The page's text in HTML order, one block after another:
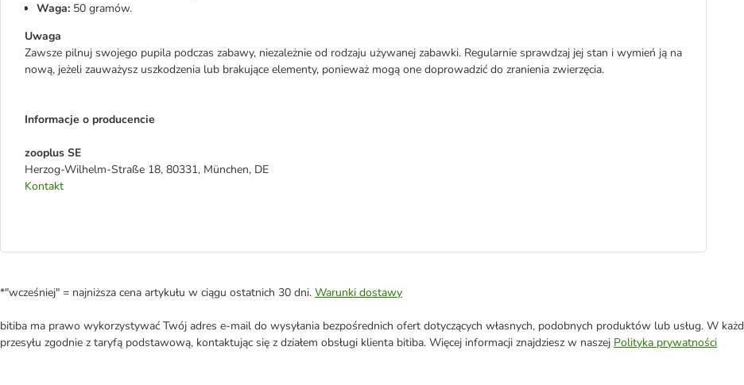
Waga: 50 gramów.
Uwaga
Zawsze pilnuj swojego pupila podczas zabawy, niezależnie od rodzaju używanej zabawki. Regularnie sprawdzaj jej stan i wymień ją na
nową, jeżeli zauważysz uszkodzenia lub brakujące elementy, ponieważ mogą one doprowadzić do zranienia zwierzęcia.
Informacje o producencie
zooplus SE
Herzog-Wilhelm-Straße 18, 80331, München, DE
Kontakt
*"wcześniej" = najniższa cena artykułu w ciągu ostatnich 30 dni. Warunki dostawy
bitiba ma prawo wykorzystywać Twój adres e-mail do wysyłania bezpośrednich ofert dotyczących własnych, podobnych produktów lub usług. W
przesyłu zgodnie z taryfą podstawową, kontaktując się z działem obsługi klienta bitiba. Więcej informacji znajdziesz w naszej Polityka prywatności